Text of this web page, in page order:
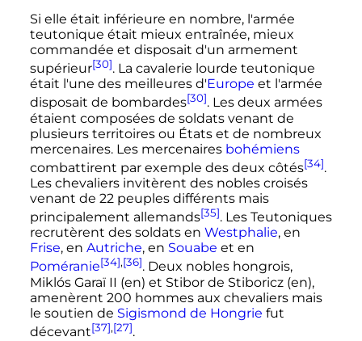
Si elle était inférieure en nombre, l'armée
teutonique était mieux entraînée, mieux
commandée et disposait d'un armement
supérieur[30]. La cavalerie lourde teutonique
était l'une des meilleures d'Europe et l'armée
disposait de bombardes[30]. Les deux armées
étaient composées de soldats venant de
plusieurs territoires ou États et de nombreux
mercenaires. Les mercenaires bohémiens
combattirent par exemple des deux côtés[34].
Les chevaliers invitèrent des nobles croisés
venant de 22 peuples différents mais
principalement allemands[35]. Les Teutoniques
recrutèrent des soldats en Westphalie, en
Frise, en Autriche, en Souabe et en
Poméranie[34],[36]. Deux nobles hongrois,
Miklós Garaï II (en) et Stibor de Stiboricz (en),
amenèrent 200 hommes aux chevaliers mais
le soutien de Sigismond de Hongrie fut
décevant[37],[27].